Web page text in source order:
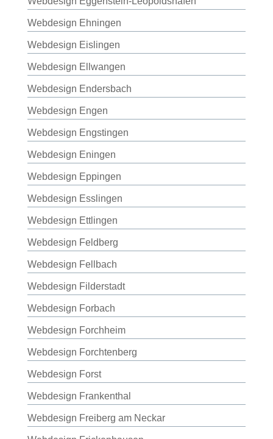
Webdesign Ehningen
Webdesign Eislingen
Webdesign Ellwangen
Webdesign Endersbach
Webdesign Engen
Webdesign Engstingen
Webdesign Eningen
Webdesign Eppingen
Webdesign Esslingen
Webdesign Ettlingen
Webdesign Feldberg
Webdesign Fellbach
Webdesign Filderstadt
Webdesign Forbach
Webdesign Forchheim
Webdesign Forchtenberg
Webdesign Forst
Webdesign Frankenthal
Webdesign Freiberg am Neckar